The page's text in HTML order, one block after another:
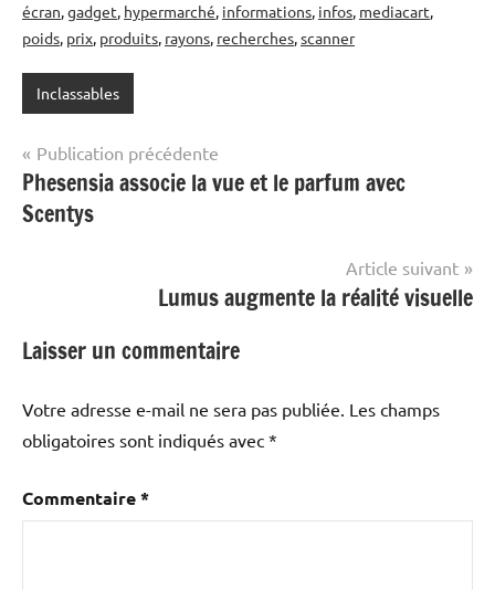
écran,gadget, hypermarché, informations, infos, mediacart,
poids, prix, produits, rayons, recherches,scanner
Inclassables
Navigation
de
l’article
Publication précédente
Phesensia associe la vue et le parfum avec
Scentys
Article suivant
Lumus augmente la réalité visuelle
Laisser un commentaire
Votre adresse e-mail ne sera pas publiée. Les champs
obligatoires sont indiqués avec *
Commentaire*